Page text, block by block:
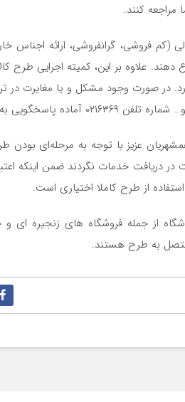
فروشی، گرانفروشی، ارائه اجناس
خاص و…) را به سرشماری ۱۲۴ اطلاع دهند. علاوه بر این،
در صورت وجود مشکل و یا مغایرت در
مردم عزیز می باشد.
عزیز با توجه به مرحله‌ای بودن
دریافت خدمات نگردند ضمن اینکه
از طرح کاملا اختیاری است.
در پایان یادآور شد: حدود ۱۰۰ فروشگاه از جمله
به طرح هستند.